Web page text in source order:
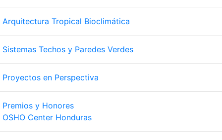
Arquitectura Tropical Bioclimática
Sistemas Techos y Paredes Verdes
Proyectos en Perspectiva
Premios y Honores
OSHO Center Honduras